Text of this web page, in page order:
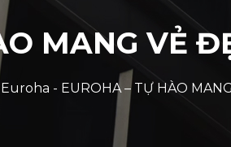
MANG VẺ
- EUROHA – TỰ HÀO